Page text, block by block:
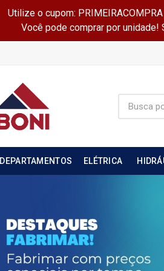
Utilize o cupom:
Você pode comprar por unidade!
DEPARTAMENTOS ELÉTRICA